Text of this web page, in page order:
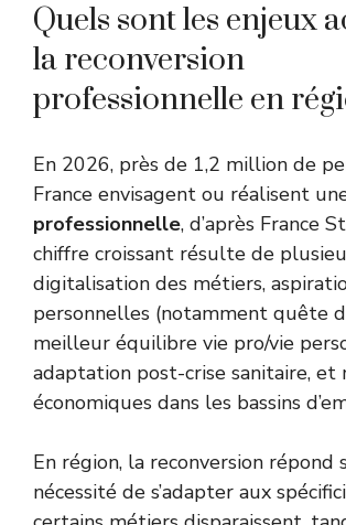
Quels sont les enjeux
la reconversion
professionnelle en
En 2026, près de 1,2 million de
France envisagent ou réalisent
professionnelle, d’après France
chiffre croissant résulte de
digitalisation des métiers,
personnelles (notamment quête
meilleur équilibre vie pro/vie
adaptation post-crise sanitaire, et
économiques dans les bassins
En région, la reconversion répond
nécessité de s’adapter aux